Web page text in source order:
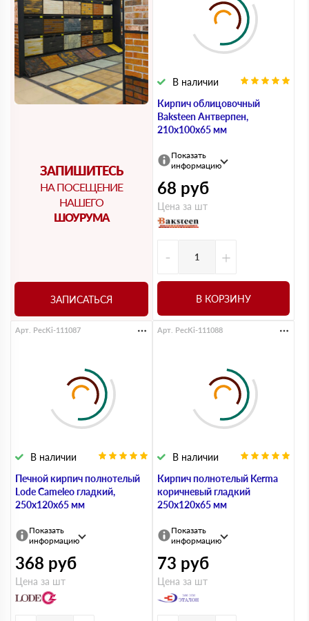
ЗАПИШИТЕСЬ
НА ПОСЕЩЕНИЕ
НАШЕГО
ШОУРУМА
ЗАПИСАТЬСЯ
Кирпич облицовочный
Baksteen Антверпен,
210х100х65 мм
В наличии
Показать
информацию
68 руб
Цена за шт
- +
В КОРЗИНУ
Печной кирпич полнотелый
Lode Cameleo гладкий,
250х120х65 мм
В наличии
Арт. PecKi-111087
Показать
информацию
368 руб
Цена за шт
Кирпич полнотелый Kerma
коричневый гладкий
250х120х65 мм
В наличии
Арт. PecKi-111088
Показать
информацию
73 руб
Цена за шт